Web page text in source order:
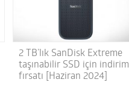
2 TB’lık SanDisk Extreme
taşınabilir SSD için indirim
fırsatı [Haziran 2024]